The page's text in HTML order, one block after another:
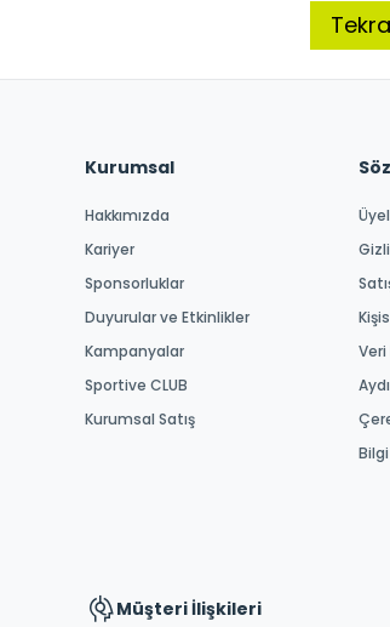
Kurumsal
Hakkımızda
Kariyer
Sponsorluklar
Duyurular ve Etkinlikler
Kampanyalar
Sportive CLUB
Kurumsal Satış
Müşteri İlişkileri